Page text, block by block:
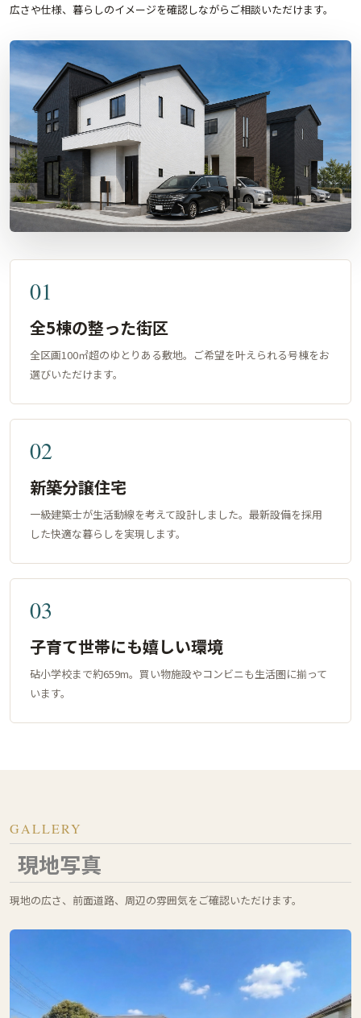
広さや仕様、暮らしのイメージを確認しながらご相談いただけます。
01
全5棟の整った街区
全区画100㎡超のゆとりある敷地。ご希望を叶えられる号棟をお
選びいただけます。
02
新築分譲住宅
一級建築士が生活動線を考えて設計しました。最新設備を採用
した快適な暮らしを実現します。
03
子育て世帯にも嬉しい環境
砧小学校まで約659m。買い物施設やコンビニも生活圏に揃って
います。
GALLERY
現地写真
現地の広さ、前面道路、周辺の雰囲気をご確認いただけます。